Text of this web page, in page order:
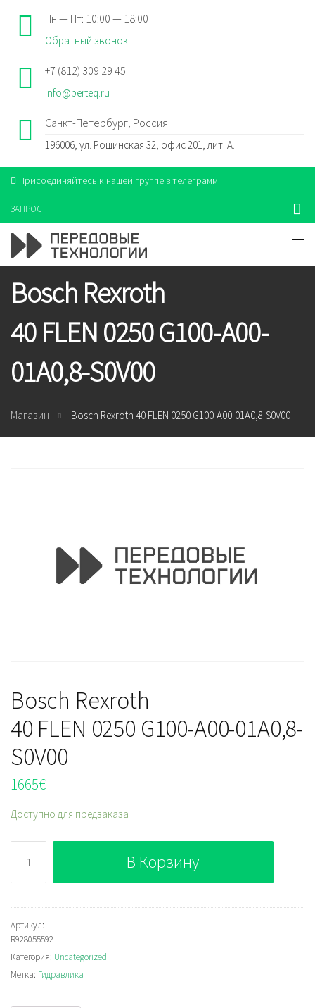
Пн — Пт: 10:00 — 18:00
Обратный звонок
+7 (812) 309 29 45
info@perteq.ru
Санкт-Петербург, Россия
196006, ул. Рощинская 32, офис 201, лит. А.
Присоединяйтесь к нашей группе в телеграмм
ЗАПРОС
Bosch Rexroth
40 FLEN 0250 G100-A00-
01A0,8-S0V00
Магазин Bosch Rexroth 40 FLEN 0250 G100-A00-01A0,8-S0V00
Bosch Rexroth
40 FLEN 0250 G100-A00-01A0,8-
S0V00
1665€
Доступно для предзаказа
Bosch
Rexroth
40 FLEN 0250 G100-
A00-
01A0,8-
S0V00
В Корзину
Артикул:
R928055592
Категория: Uncategorized
Метка: Гидравлика